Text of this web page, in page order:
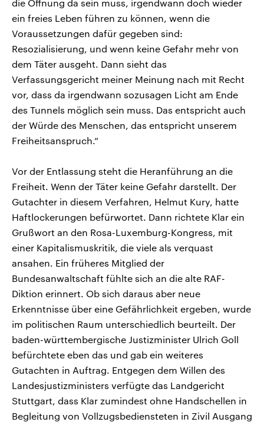
die Öffnung da sein muss, irgendwann doch wieder
ein freies Leben führen zu können, wenn die
Voraussetzungen dafür gegeben sind:
Resozialisierung, und wenn keine Gefahr mehr von
dem Täter ausgeht. Dann sieht das
Verfassungsgericht meiner Meinung nach mit Recht
vor, dass da irgendwann sozusagen Licht am Ende
des Tunnels möglich sein muss. Das entspricht auch
der Würde des Menschen, das entspricht unserem
Freiheitsanspruch.“
Vor der Entlassung steht die Heranführung an die
Freiheit. Wenn der Täter keine Gefahr darstellt. Der
Gutachter in diesem Verfahren, Helmut Kury, hatte
Haftlockerungen befürwortet. Dann richtete Klar ein
Grußwort an den Rosa-Luxemburg-Kongress, mit
einer Kapitalismuskritik, die viele als verquast
ansahen. Ein früheres Mitglied der
Bundesanwaltschaft fühlte sich an die alte RAF-
Diktion erinnert. Ob sich daraus aber neue
Erkenntnisse über eine Gefährlichkeit ergeben, wurde
im politischen Raum unterschiedlich beurteilt. Der
baden-württembergische Justizminister Ulrich Goll
befürchtete eben das und gab ein weiteres
Gutachten in Auftrag. Entgegen dem Willen des
Landesjustizministers verfügte das Landgericht
Stuttgart, dass Klar zumindest ohne Handschellen in
Begleitung von Vollzugsbediensteten in Zivil Ausgang